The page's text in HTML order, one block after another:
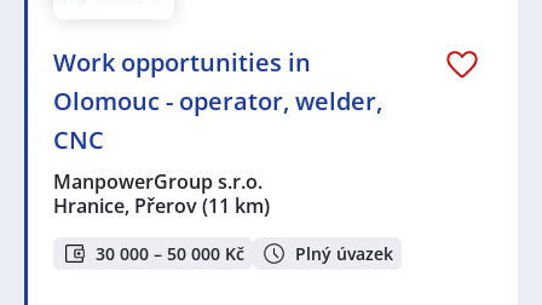
Work opportunities in
Olomouc - operator, welder,
CNC
ManpowerGroup s.r.o.
Hranice, Přerov(11 km)
30 000 – 50 000 Kč Plný úvazek